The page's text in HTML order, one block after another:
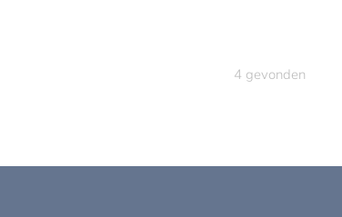
4 gevonden